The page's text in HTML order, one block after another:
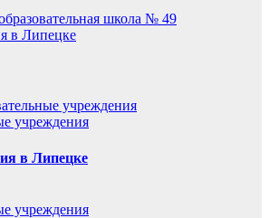
школа № 49
в Липецке
учреждения
учреждения
в Липецке
учреждения